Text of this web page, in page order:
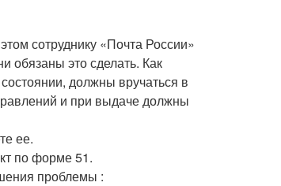
сотруднику «Почта России»
обязаны это сделать. Как
должны вручаться в
и при выдаче должны
ее.
по форме 51.
проблемы :